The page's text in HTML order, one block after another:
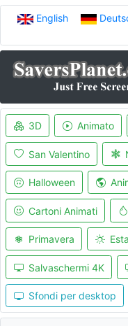
English
3D Animato
San Valentino
Halloween
Cartoni Animati
Primavera
Salvaschermi 4K
Sfondi per desktop